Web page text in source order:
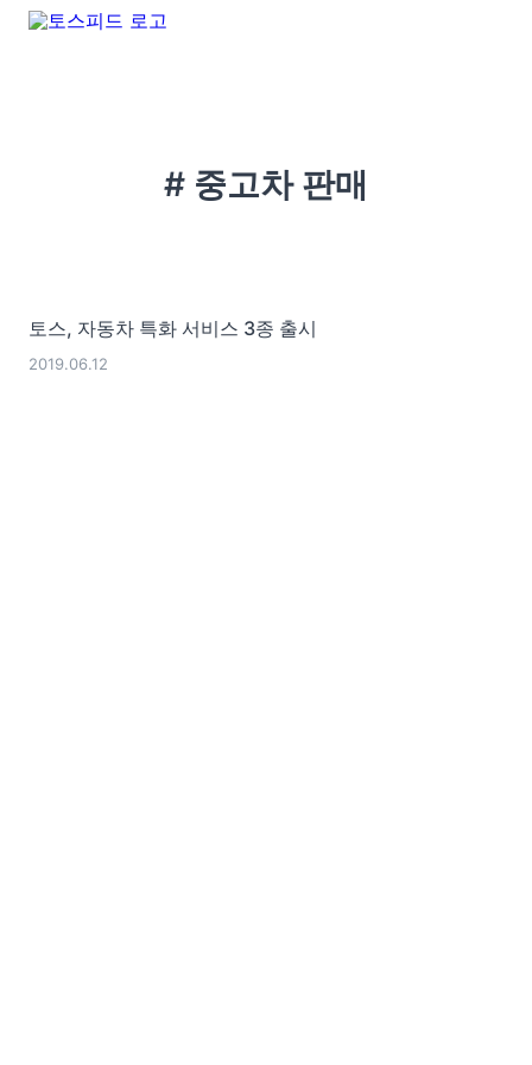
# 중고차 판매
토스, 자동차 특화 서비스 3종 출시
2019.06.12